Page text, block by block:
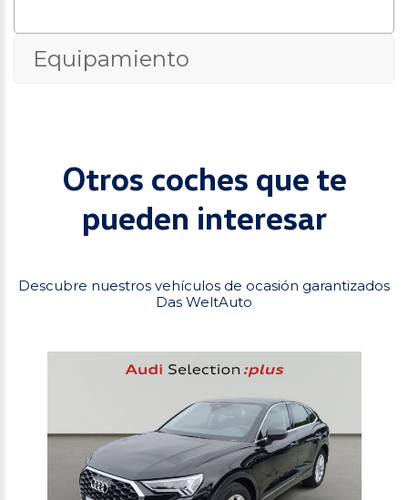
Equipamiento
Otros coches que te
pueden interesar
Descubre nuestros vehículos de ocasión garantizados
Das WeltAuto